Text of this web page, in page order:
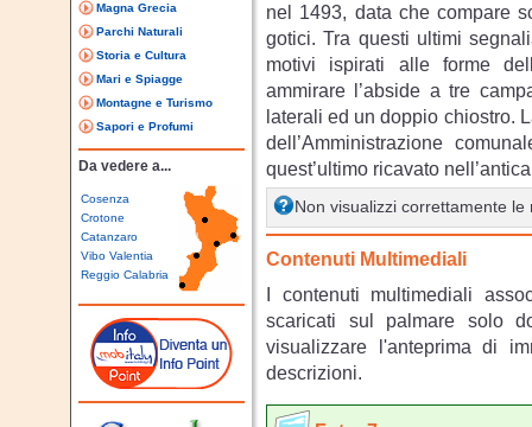
Magna Grecia
Parchi Naturali
Storia e Cultura
Mari e Spiagge
Montagne e Turismo
Sapori e Profumi
Da vedere a...
Cosenza
Crotone
Catanzaro
Vibo Valentia
Reggio Calabria
nel 1493, data che compare
gotici. Tra questi ultimi
motivi ispirati alle forme
ammirare l’abside a tre
laterali ed un doppio chiostro.
dell’Amministrazione
quest’ultimo ricavato
Non visualizzi correttamente
Contenuti Multimediali
I contenuti multimediali
scaricati sul palmare solo
visualizzare l'anteprima di
descrizioni.